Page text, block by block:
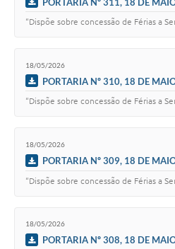
“Dispõe sobre concessão de Férias a
18/05/2026
PORTARIA Nº 310, 18 DE
“Dispõe sobre concessão de Férias a
18/05/2026
PORTARIA Nº 309, 18 DE
“Dispõe sobre concessão de Férias a
18/05/2026
PORTARIA Nº 308, 18 DE